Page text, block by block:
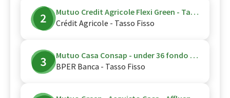
Mutuo Credit Agricole Flexi Green - Tasso Fisso - Acquisto - CPI Vita
Crédit Agricole - Tasso Fisso
Mutuo Casa Consap - under 36 fondo garanzia consap
BPER Banca - Tasso Fisso